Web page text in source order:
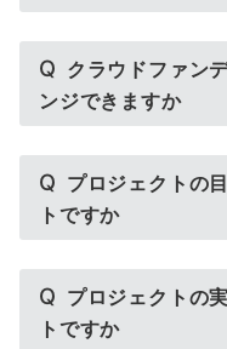
Q クラウドファン
ンジできますか
Q プロジェクトの
トですか
Q プロジェクトの
トですか